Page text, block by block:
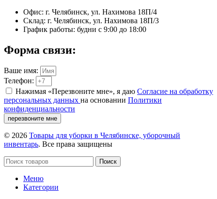
Офис: г. Челябинск, ул. Нахимова 18П/4
Склад: г. Челябинск, ул. Нахимова 18П/3
График работы: будни с 9:00 до 18:00
Форма связи:
Ваше имя:
Телефон:
Нажимая «Перезвоните мне», я даю Согласие на обработку
персональных данных на основании Политики
конфиденциальности
перезвоните мне
© 2026 Товары для уборки в Челябинске, уборочный
инвентарь. Все права защищены
Поиск
Меню
Категории